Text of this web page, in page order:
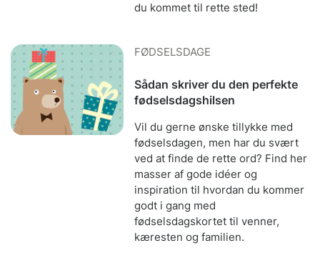
du kommet til rette sted!
FØDSELSDAGE
Sådan skriver du den perfekte
fødselsdagshilsen
Vil du gerne ønske tillykke med
fødselsdagen, men har du svært
ved at finde de rette ord? Find her
masser af gode idéer og
inspiration til hvordan du kommer
godt i gang med
fødselsdagskortet til venner,
kæresten og familien.